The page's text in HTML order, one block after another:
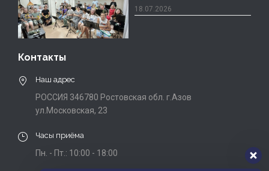
18.07.2026
Контакты
Наш адрес
РОССИЯ 346780 Ростовская обл. г.Азов
ул.Московская, 23
Часы приёма
Пн. - Пт.: 10:00 - 18:00